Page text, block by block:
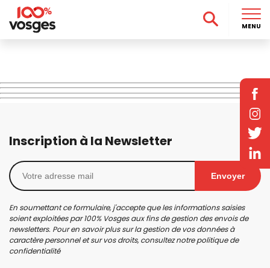
Inscription à la Newsletter
Envoyer
En soumettant ce formulaire, j'accepte que les informations saisies
soient exploitées par 100% Vosges aux fins de gestion des envois de
newsletters. Pour en savoir plus sur la gestion de vos données à
caractère personnel et sur vos droits, consultez notrepolitique de
confidentialité
MENU